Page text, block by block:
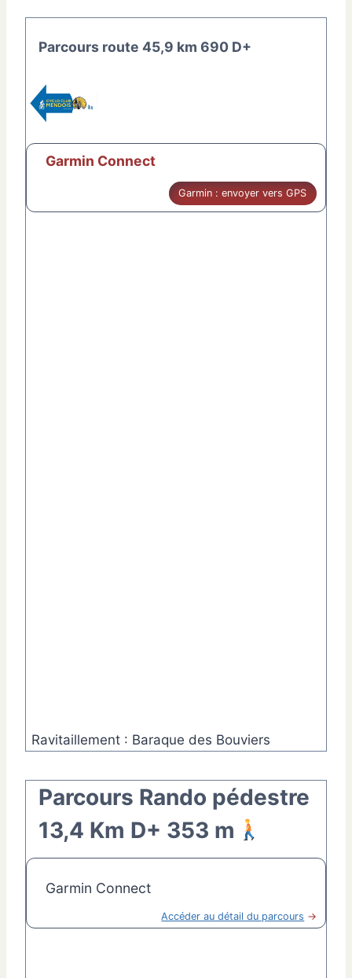
Parcours route 45,9 km 690 D+
Garmin Connect
Garmin : envoyer vers GPS
Ravitaillement : Baraque des Bouviers
Parcours Rando pédestre
13,4 Km D+ 353 m
Garmin Connect
Accéder au détail du parcours →